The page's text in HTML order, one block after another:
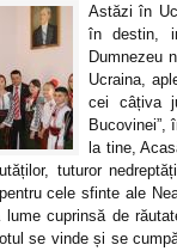
Astăzi în
în destin,
Dumnezeu
Ucraina,
cei câțiva
Bucovinei”,
la tine,
tuturor
cele sfinte ale
cuprinsă de
se vinde și se